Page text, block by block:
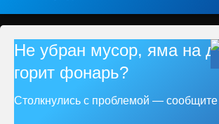
Не убран мусор, яма на
горит фонарь?
Столкнулись с проблемой — сообщите